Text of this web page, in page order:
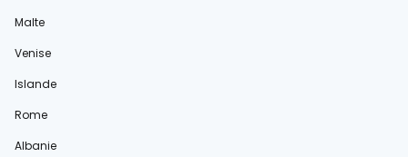
Malte
Venise
Islande
Rome
Albanie